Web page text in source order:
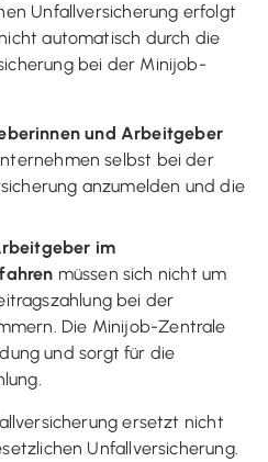
Unfallversicherung erfolgt
automatisch durch die
bei der Minijob-
und Arbeitgeber
selbst bei der
anzumelden und die
im
müssen sich nicht um
bei der
Die Minijob-Zentrale
und sorgt für die
ersetzt nicht
Unfallversicherung.